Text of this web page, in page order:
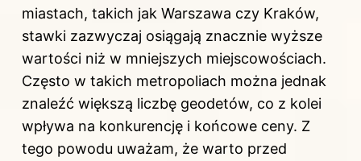
miastach, takich jak Warszawa czy Kraków,
stawki zazwyczaj osiągają znacznie wyższe
wartości niż w mniejszych miejscowościach.
Często w takich metropoliach można jednak
znaleźć większą liczbę geodetów, co z kolei
wpływa na konkurencję i końcowe ceny. Z
tego powodu uważam, że warto przed